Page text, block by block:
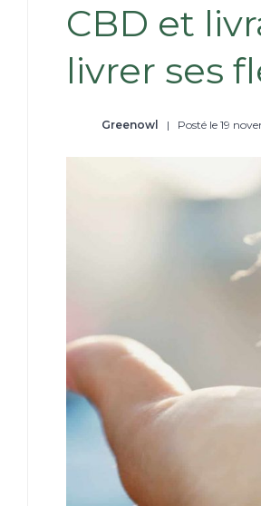
CBD et
livrer ses
Greenowl | Posté le 19